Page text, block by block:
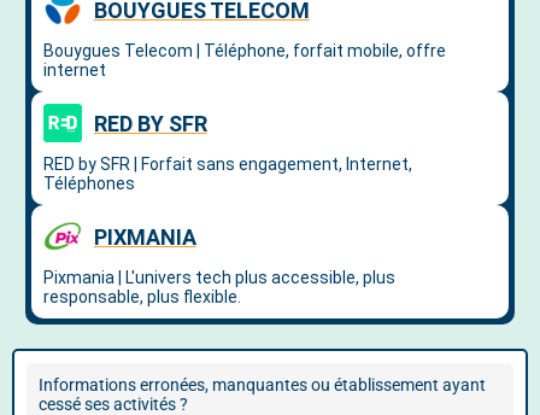
Informations erronées, manquantes ou établissement ayant
cessé ses activités ?